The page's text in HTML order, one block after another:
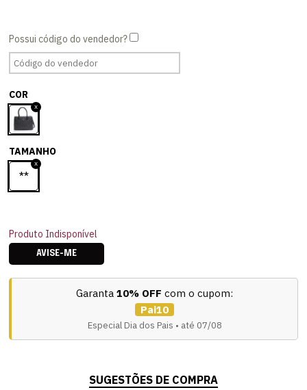
COR
TAMANHO
**
Produto Indisponível
AVISE-ME
Garanta 10% OFF com o cupom:
Pai10
Especial Dia dos Pais • até 07/08
SUGESTÕES DE COMPRA